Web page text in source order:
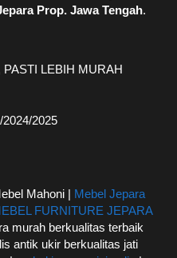
Prop. Jawa Tengah.
LEBIH MURAH
2025
Mahoni | Mebel Jepara
FURNITURE JEPARA
murah berkualitas terbaik
antik ukir berkualitas jati